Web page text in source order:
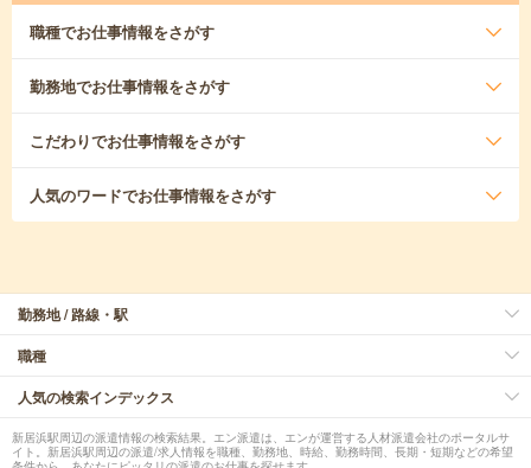
職種でお仕事情報をさがす
勤務地でお仕事情報をさがす
こだわりでお仕事情報をさがす
人気のワードでお仕事情報をさがす
勤務地 / 路線・駅
職種
人気の検索インデックス
新居浜駅周辺の派遣情報の検索結果。エン派遣は、エンが運営する人材派遣会社のポータルサ
イト。新居浜駅周辺の派遣/求人情報を職種、勤務地、時給、勤務時間、長期・短期などの希望